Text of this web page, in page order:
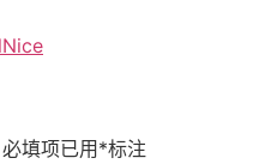
Nice
必填项已用 *标注